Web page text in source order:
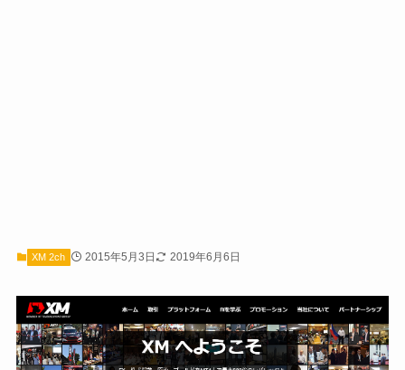
XM 2ch 2015年5月3日 2019年6月6日